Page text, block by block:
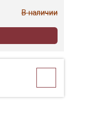
В наличии